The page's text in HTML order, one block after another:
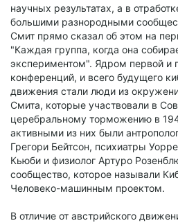
научных результатах, а в
большими разнородными
Смит прямо сказал об этом на
"Каждая группа, когда она
экспериментом". Ядром первой и
конференций, и всего будущего
движения стали люди из
Смита, которые участвовали в
церебральному торможению в
активными из них были
Грегори Бейтсон, психиатры
Кьюби и физиолог Артуро
сообщество, которое называли
Человеко-машинным проектом.
В отличие от австрийского